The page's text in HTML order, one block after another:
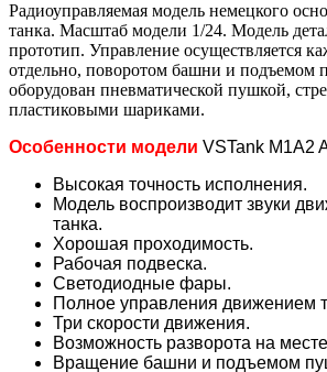
Радиоуправляемая модель немецкого
танка. Масштаб модели 1/24. Модель
прототип. Управление осуществляется
отдельно, поворотом башни и подъемом
оборудован пневматической пушкой,
пластиковыми шариками.
Особенности модели VSTank M1A2
Высокая точность исполнения.
Модель воспроизводит звуки
танка.
Хорошая проходимость.
Рабочая подвеска.
Светодиодные фары.
Полное управления движением
Три скорости движения.
Возможность разворота на
Вращение башни и подъемом